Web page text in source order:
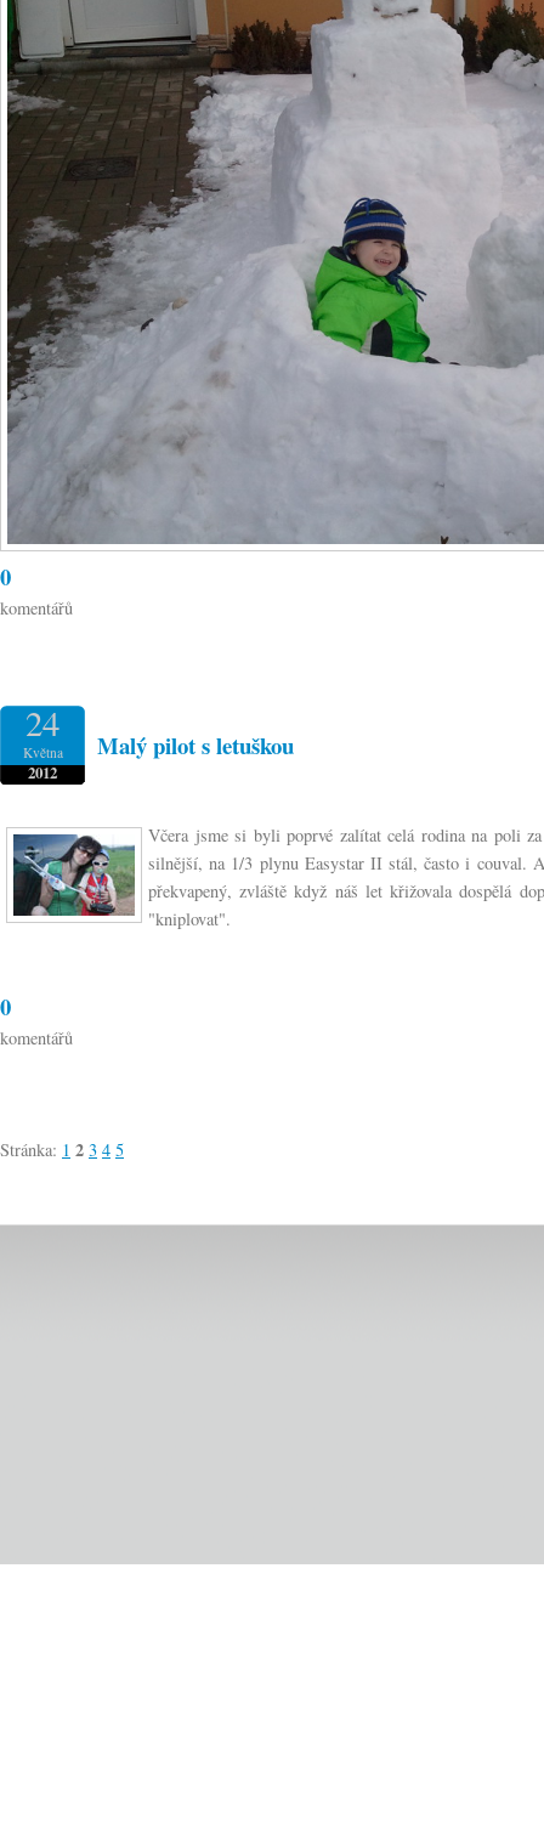
0
komentářů
24
Května
2012
Malý pilot s letuškou
Včera jsme si byli poprvé zalítat celá rodina na poli
silnější, na 1/3 plynu Easystar II stál, často i couval.
překvapený, zvláště když náš let křižovala dospělá
"kniplovat".
0
komentářů
Stránka: 1 2 3 4 5